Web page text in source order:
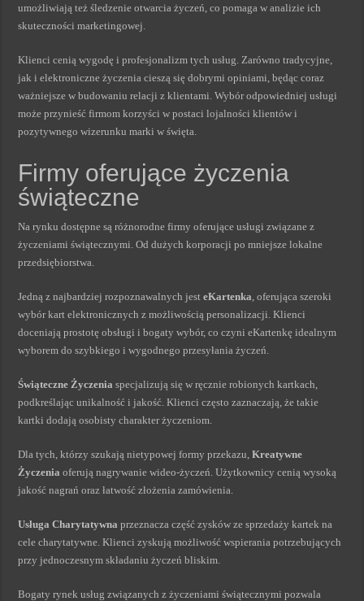
umożliwiają też śledzenie otwarcia życzeń, co pomaga w analizie ich
skuteczności marketingowej.
Klienci cenią wygodę i profesjonalizm tych usług. Zarówno tradycyjne,
jak i elektroniczne życzenia cieszą się dobrymi opiniami, będąc coraz
ważniejsze w budowaniu relacji z klientami. Wybór odpowiedniej usługi
może przynieść firmom korzyści w postaci lojalności klientów i
pozytywnego wizerunku marki w święta.
Firmy oferujące życzenia
świąteczne
Na rynku dostępne są różnorodne firmy oferujące usługi związane z
życzeniami świątecznymi. Od dużych korporacji po mniejsze lokalne
przedsiębiorstwa.
Jedną z najbardziej rozpoznawalnych jesteKartenka, oferująca szeroki
wybór kart elektronicznych z możliwością personalizacji. Klienci
doceniają prostotę obsługi i bogaty wybór, co czyni eKartenkę idealnym
wyborem do szybkiego i wygodnego przesyłania życzeń.
Świąteczne Życzenia specjalizują się w ręcznie robionych kartkach,
podkreślając unikalność i jakość. Klienci często zaznaczają, że takie
kartki dodają osobisty charakter życzeniom.
Dla tych, którzy szukają nietypowej formy przekazu,Kreatywne
Życzenia oferują nagrywanie wideo-życzeń. Użytkownicy cenią wysoką
jakość nagrań oraz łatwość złożenia zamówienia.
Usługa Charytatywna przeznacza część zysków ze sprzedaży kartek na
cele charytatywne. Klienci zyskują możliwość wspierania potrzebujących
przy jednoczesnym składaniu życzeń bliskim.
Bogaty rynek usług związanych z życzeniami świątecznymi pozwala